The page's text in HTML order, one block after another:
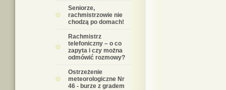
Seniorze,
rachmistrzowie nie
chodzą po domach!
Rachmistrz
telefoniczny – o co
zapyta i czy można
odmówić rozmowy?
Ostrzeżenie
meteorologiczne Nr
46 - burze z gradem